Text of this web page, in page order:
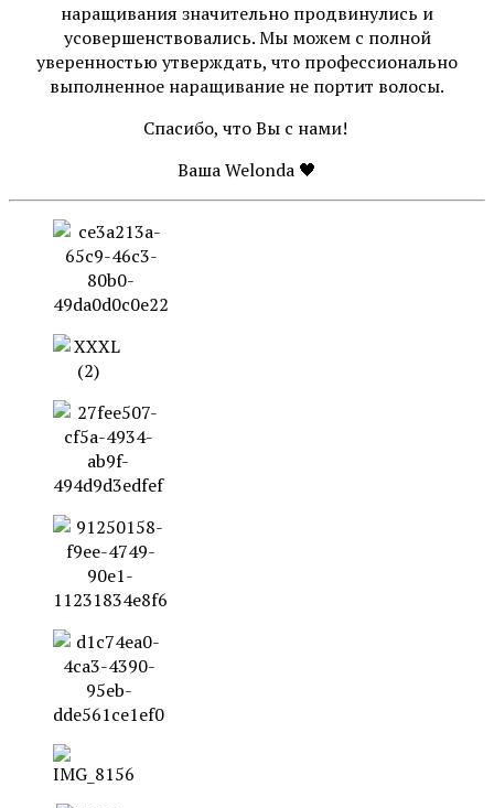
наращивания значительно продвинулись и
усовершенствовались. Мы можем с полной
уверенностью утверждать, что профессионально
выполненное наращивание не портит волосы.
Спасибо, что Вы с нами!
Ваша Welonda 🖤